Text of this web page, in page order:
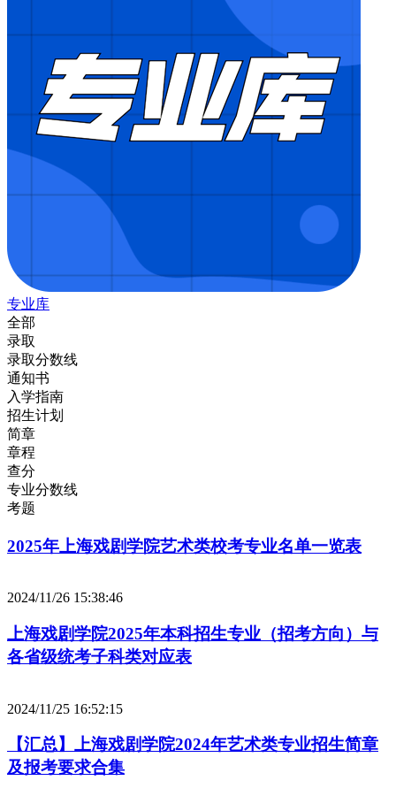
专业库
全部
录取
录取分数线
通知书
入学指南
招生计划
简章
章程
查分
专业分数线
考题
2025年上海戏剧学院艺术类校考专业名单一览表
2024/11/26 15:38:46
上海戏剧学院2025年本科招生专业（招考方向）与
各省级统考子科类对应表
2024/11/25 16:52:15
【汇总】上海戏剧学院2024年艺术类专业招生简章
及报考要求合集